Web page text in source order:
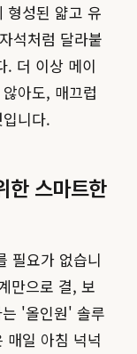
형성된 얇고 유
석처럼 달라붙
. 더 이상 메이
아도, 매끄럽
니다.
한 스마트한
필요가 없습니
만으로 결, 보
'올인원' 솔루
매일 아침 넉넉